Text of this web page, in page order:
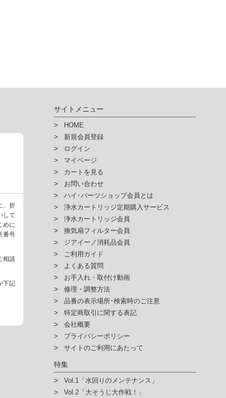
、折
して
めに
番号
相談
下記
サイトメニュー
HOME
新規会員登録
ログイン
マイページ
カートを見る
お問い合わせ
ハイ･パーツショップ会員とは
浄水カートリッジ定期購入サービス
浄水カートリッジ会員
換気扇フィルター会員
ジアイーノ消耗品会員
ご利用ガイド
よくある質問
お手入れ・取付け動画
修理・調整方法
品番の表示場所･検索時のご注意
特定商取引に関する表記
会社概要
プライバシーポリシー
サイトのご利用にあたって
特集
Vol.1「水回りのメンテナンス」
Vol.2「大そうじ大作戦！」